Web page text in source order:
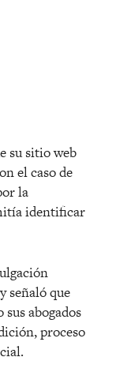
su sitio web
el caso de
la
identificar
señaló que
abogados
proceso